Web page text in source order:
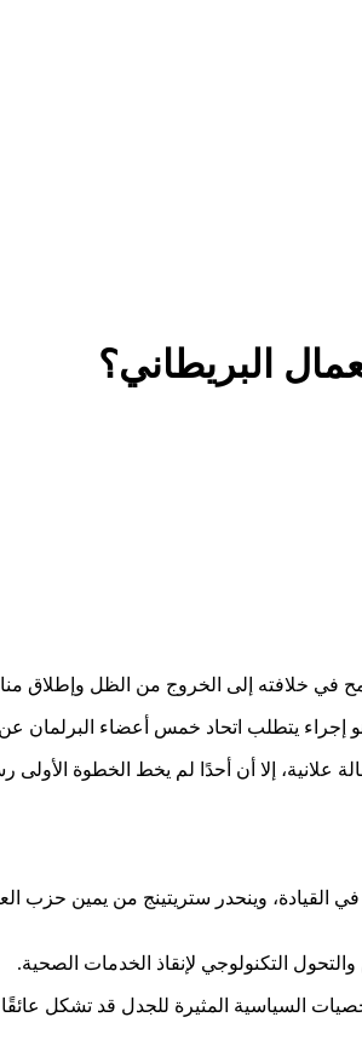
البريطاني؟
خلافته إلى الخروج من الظل وإطلاق
البرلمان عن الحزب، أي ما يعادل 81 مشرعًا، خلف مرشح
القيادة، وينحدر ستريتينج من يمين حزب
التكنولوجي لإنقاذ الخدمات الصحية.
السياسية المثيرة للجدل قد تشكل